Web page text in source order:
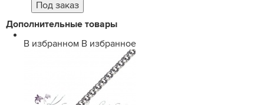
Дополнительные товары
В избранном В избранное